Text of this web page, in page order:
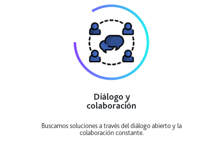
Diálogo y
colaboración
Buscamos soluciones a través del diálogo abierto y la
colaboración constante.